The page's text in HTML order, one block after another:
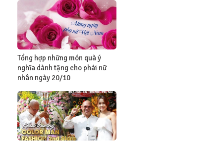
Tổng hợp những món quà ý
nghĩa dành tặng cho phái nữ
nhân ngày 20/10